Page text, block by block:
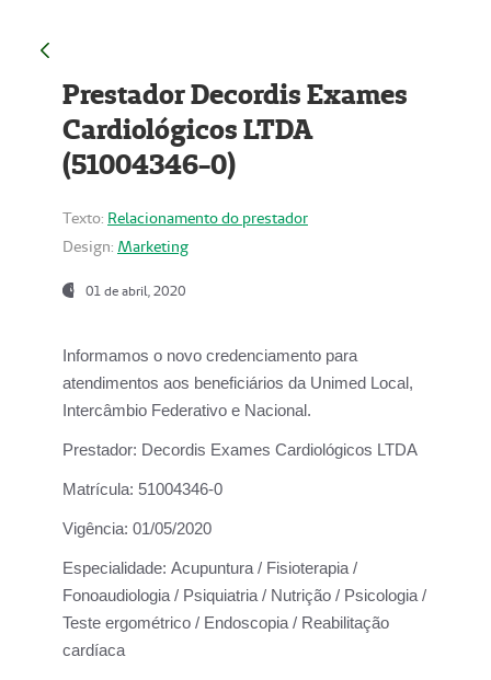
Prestador Decordis Exames
Cardiológicos LTDA
(51004346-0)
Texto: Relacionamento do prestador
Design: Marketing
01 de abril, 2020
Informamos o novo credenciamento para
atendimentos aos beneficiários da Unimed Local,
Intercâmbio Federativo e Nacional.
Prestador: Decordis Exames Cardiológicos LTDA
Matrícula: 51004346-0
Vigência: 01/05/2020
Especialidade: Acupuntura / Fisioterapia /
Fonoaudiologia / Psiquiatria / Nutrição / Psicologia /
Teste ergométrico / Endoscopia / Reabilitação
cardíaca